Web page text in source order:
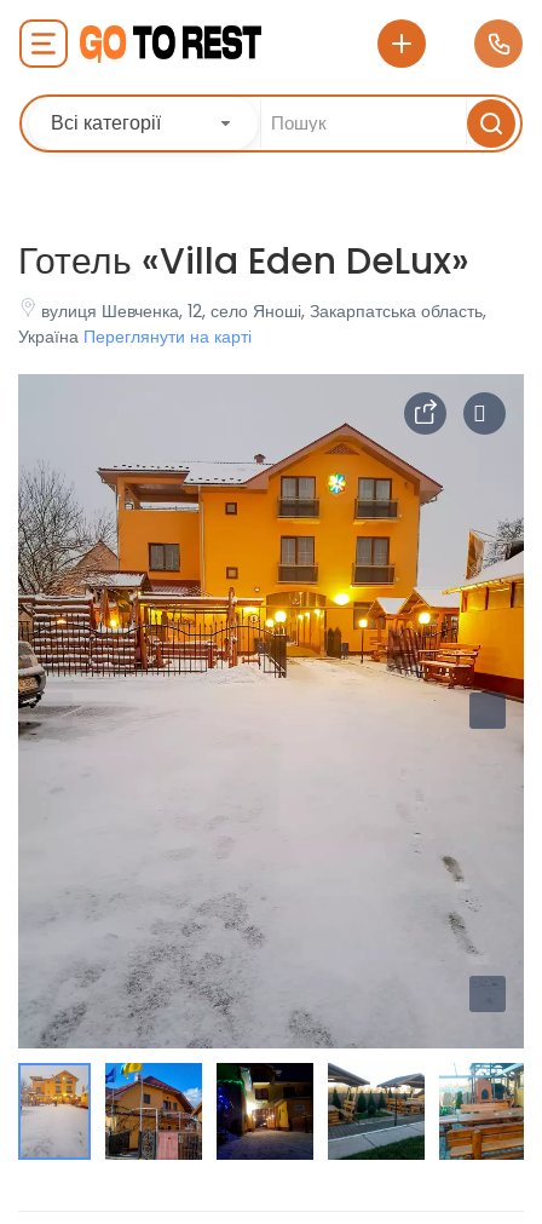
Всі категорії
Готель «Villa Eden DeLux»
вулиця Шевченка, 12, село Яноші, Закарпатська область,
Україна Переглянути на карті